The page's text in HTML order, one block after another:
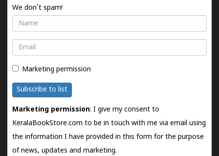
We don't spam!
Name
Email
Marketing permission
Subscribe to list
Marketing permission: I give my consent to
KeralaBookStore.com to be in touch with me via email using
the information I have provided in this form for the purpose
of news, updates and marketing.